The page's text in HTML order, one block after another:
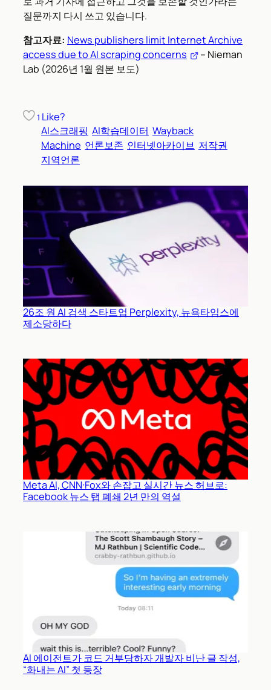
질문까지 다시 쓰고 있습니다.
참고자료: News publishers limit Internet Archive
access due to AI scraping concerns
– Nieman
Lab (2026년 1월 원본 보도)
1 Like?
AI스크래핑 AI학습데이터 Wayback
Machine 언론보존 인터넷아카이브 저작권
지역언론
26조 원 AI 검색 스타트업 Perplexity, 뉴욕타임스에
제소당하다
Meta AI, CNN·Fox와 손잡고 실시간 뉴스 허브로:
Facebook 뉴스 탭 폐쇄 2년 만의 역설
AI 에이전트가 코드 거부당하자 개발자 비난 글 작성,
“화내는 AI” 첫 등장